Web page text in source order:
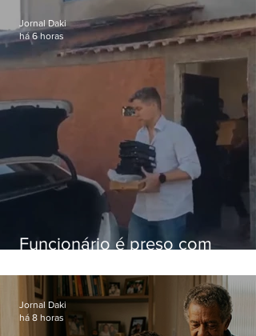
Funcionário é preso com
Hospital do Andaraí
Jornal Daki
há 6 horas
Jornal Daki
há 8 horas